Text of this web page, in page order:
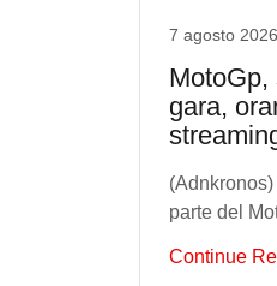
7 agosto 2026
gara,
parte del
Continue